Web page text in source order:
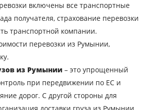
включены все транспортные
получателя, страхование перевозки
транспортной компании.
перевозки из Румынии,
из Румынии – это упрощенный
при передвижении по ЕС и
дорог. С другой стороны для